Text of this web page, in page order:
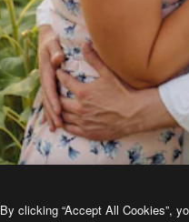
By clicking “Accept All Cookies”,